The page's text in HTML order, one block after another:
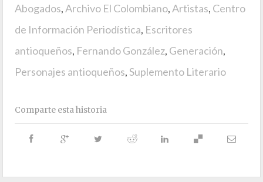
Abogados,Archivo El Colombiano,Artistas, Centro
de Información Periodística, Escritores
antioqueños, Fernando González, Generación,
Personajes antioqueños,Suplemento Literario
Comparte esta historia